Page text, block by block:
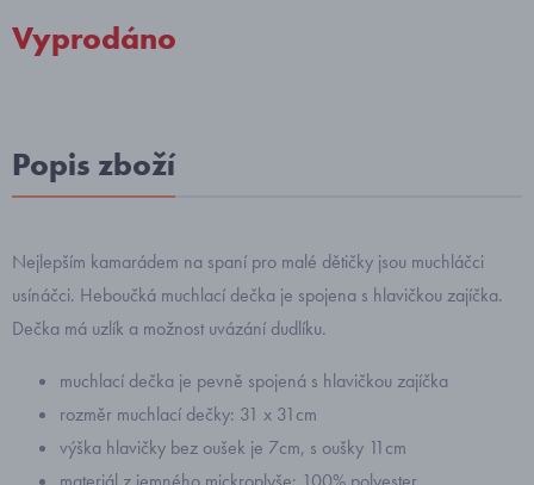
Vyprodáno
Popis zboží
Nejlepším kamarádem na spaní pro malé dětičky jsou muchláčci
usínáčci. Heboučká muchlací dečka je spojena s hlavičkou zajíčka.
Dečka má uzlík a možnost uvázání dudlíku.
muchlací dečka je pevně spojená s hlavičkou zajíčka
rozměr muchlací dečky: 31 x 31cm
výška hlavičky bez oušek je 7cm, s oušky 11cm